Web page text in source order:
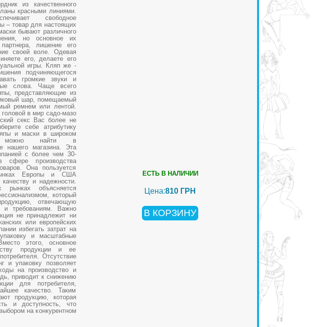
из качественного
красными линиями.
свободное
– товар для настоящих
бывают различного
но основное их
лишение его
своей воле. Одевая
его, делаете его
игры. Кляп же -
подчиняющегося
громкие звуки и
слова. Чаще всего
представляющие из
шар, помещаемый
ремнем или лентой.
в мир садо-мазо
секс Вас более не
себе атрибутику
и маски в широком
можно найти в
нашего магазина. Эта
с более чем 30-
производства
Она пользуется
Европы и США
и надежности.
объясняется
который
отвечающую
и требованиям. Важно
не принадлежит ни
или европейских
избегать затрат на
и масштабные
этого, основное
продукции и ее
Отсутствие
и упаковку позволяет
на производство и
приводит к снижению
для потребителя,
качество. Таким
продукцию, которая
и доступность, что
на конкурентном
ЕСТЬ В НАЛИЧИИ
Цена:810 ГРН